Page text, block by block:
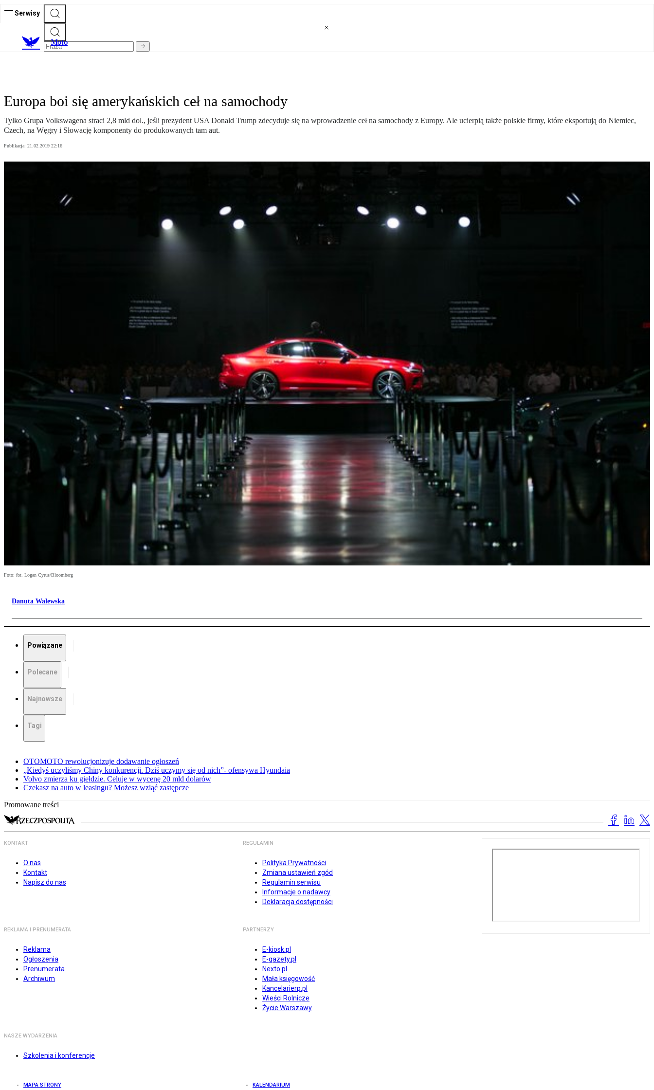
Serwisy
Moto
Europa boi się amerykańskich ceł na samochody
Tylko Grupa Volkswagena straci 2,8 mld dol., jeśli prezydent USA Donald Trump zdecyduje się na wprowadzenie ceł na samochody z Europy. Ale ucierpią także polskie firmy, które eksportują do Niemiec,
Czech, na Węgry i Słowację komponenty do produkowanych tam aut.
Publikacja: 21.02.2019 22:16
Foto: fot. Logan Cyrus/Bloomberg
Danuta Walewska
Powiązane
Polecane
Najnowsze
Tagi
OTOMOTO rewolucjonizuje dodawanie ogłoszeń
„Kiedyś uczyliśmy Chiny konkurencji. Dziś uczymy się od nich”- ofensywa Hyundaia
Volvo zmierza ku giełdzie. Celuje w wycenę 20 mld dolarów
Czekasz na auto w leasingu? Możesz wziąć zastępcze
Promowane treści
KONTAKT
O nas
Kontakt
Napisz do nas
REGULAMIN
Polityka Prywatności
Zmiana ustawień zgód
Regulamin serwisu
Informacje o nadawcy
Deklaracja dostępności
REKLAMA I PRENUMERATA
Reklama
Ogłoszenia
Prenumerata
Archiwum
PARTNERZY
E-kiosk.pl
E-gazety.pl
Nexto.pl
Mała księgowość
Kancelarierp.pl
Wieści Rolnicze
Życie Warszawy
NASZE WYDARZENIA
Szkolenia i konferencje
MAPA STRONY KALENDARIUM